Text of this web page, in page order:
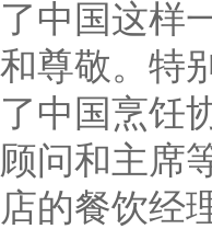
了中国这样
和尊敬。特
了中国烹饪
顾问和主席
店的餐饮经